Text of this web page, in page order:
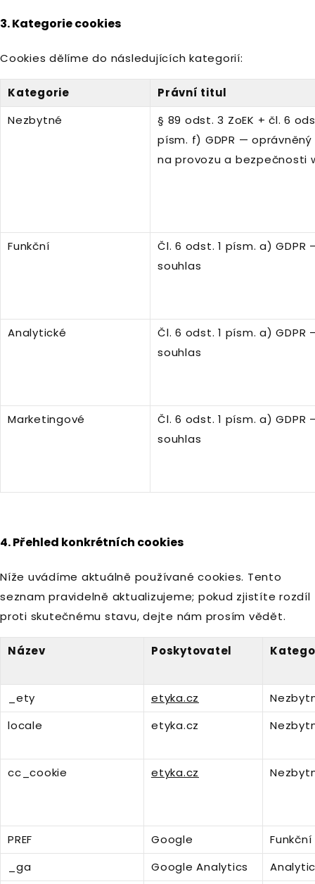
3. Kategorie cookies
Cookies dělíme do následujících kategorií:
Kategorie
Právní titul
Nezbytné
§ 89 odst. 3 ZoEK + čl. 6
písm. f) GDPR —
na provozu a bezpečnosti
Funkční
Čl. 6 odst. 1 písm. a) GDPR
souhlas
Analytické
Čl. 6 odst. 1 písm. a) GDPR
souhlas
Marketingové
Čl. 6 odst. 1 písm. a) GDPR
souhlas
4. Přehled konkrétních cookies
Níže uvádíme aktuálně používané cookies. Tento
seznam pravidelně aktualizujeme; pokud zjistíte rozdíl
proti skutečnému stavu, dejte nám prosím vědět.
Název Poskytovatel
_ety etyka.cz
locale
etyka.cz
cc_cookie etyka.cz
PREF Google
Funkční
_ga
Google Analytics